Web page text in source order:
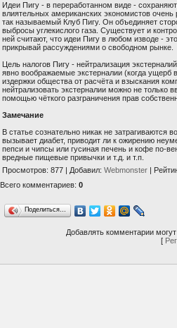
Идеи Пигу - в переработанном виде -
влиятельных американских экономистов очень
так называемый Клуб Пигу. Он объединяет
выбросы углекислого газа. Существует и
ней считают, что идеи Пигу в любом изводе -
прикрывай рассуждениями о свободном рынке.
Цель налогов Пигу - нейтрализация
явно воображаемые экстерналии (когда ущерб
издержки общества от расчёта и взыскания
нейтрализовать экстерналии можно не только
помощью чёткого разграничения прав
Замечание
В статье сознательно никак не затрагиваются
вызывает диабет, приводит ли к ожирению
пепси и чипсы или гусиная печень и кофе по-
вредные пищевые привычки и т.д. и т.п.
Просмотров: 877 | Добавил: Webmonster |
Всего комментариев: 0
Поделиться…
Добавлять комментарии
[